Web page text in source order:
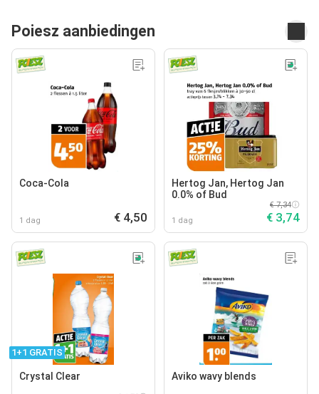
Poiesz aanbiedingen
Coca-Cola
1 dag € 4,50
Hertog Jan, Hertog Jan
0.0% of Bud
1 dag
€ 7,34
€ 3,74
1+1 GRATIS
Crystal Clear Aviko wavy blends